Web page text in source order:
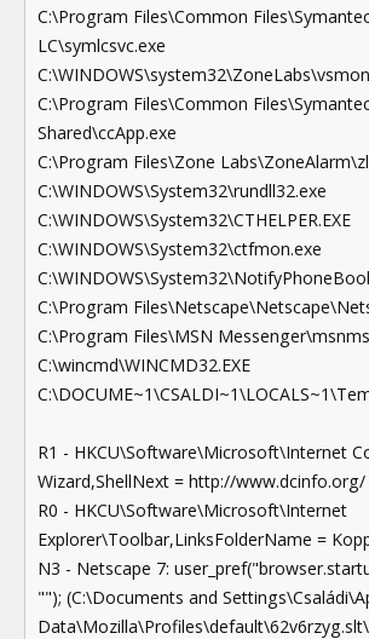
C:\Program Files\Common
LC\symlcsvc.exe
C:\Program Files\Common
Shared\ccApp.exe
C:\Program Files\Zone
C:\WINDOWS\System32\rundll32.exe
C:\WINDOWS\System32\CTHELPER.EXE
C:\WINDOWS\System32\ctfmon.exe
C:\Program
C:\Program Files\MSN
C:\wincmd\WINCMD32.EXE
R1 - HKCU\Software\Microsoft\Internet
Wizard,ShellNext = http://www.dcinfo.org/
R0 - HKCU\Software\Microsoft\Internet
Explorer\Toolbar,LinksFolderName =
N3 - Netscape 7:
""); (C:\Documents and